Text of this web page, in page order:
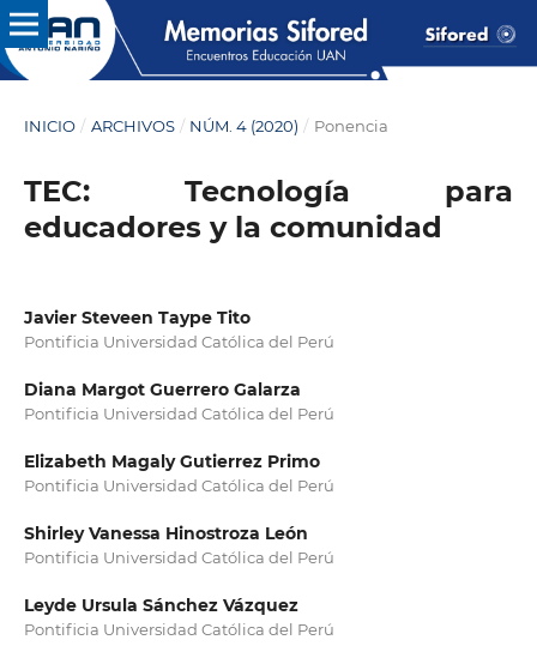
INICIO / ARCHIVOS / NÚM. 4 (2020) / Ponencia
TEC: Tecnología para
educadores y la comunidad
Javier Steveen Taype Tito
Pontificia Universidad Católica del Perú
Diana Margot Guerrero Galarza
Pontificia Universidad Católica del Perú
Elizabeth Magaly Gutierrez Primo
Pontificia Universidad Católica del Perú
Shirley Vanessa Hinostroza León
Pontificia Universidad Católica del Perú
Leyde Ursula Sánchez Vázquez
Pontificia Universidad Católica del Perú